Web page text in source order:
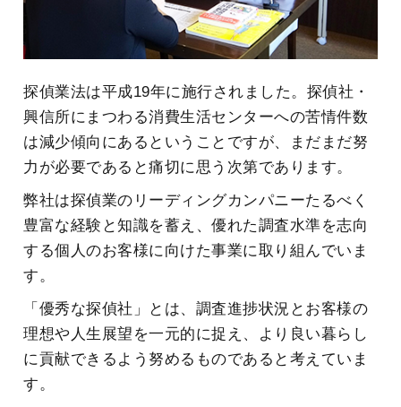
探偵業法は平成19年に施行されました。探偵社・
興信所にまつわる消費生活センターへの苦情件数
は減少傾向にあるということですが、まだまだ努
力が必要であると痛切に思う次第であります。
弊社は探偵業のリーディングカンパニーたるべく
豊富な経験と知識を蓄え、優れた調査水準を志向
する個人のお客様に向けた事業に取り組んでいま
す。
「優秀な探偵社」とは、調査進捗状況とお客様の
理想や人生展望を一元的に捉え、より良い暮らし
に貢献できるよう努めるものであると考えていま
す。